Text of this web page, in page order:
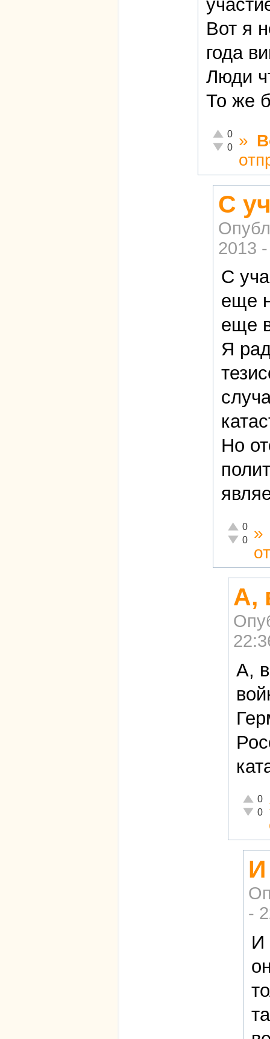
Вот я
года
Люди
То же
Отлично!
0
Неадекватно!
0 »
С
2013
С
еще
еще
Я
Но
Отлично!
0
0
»
А,
А,
0
0
И
-
И